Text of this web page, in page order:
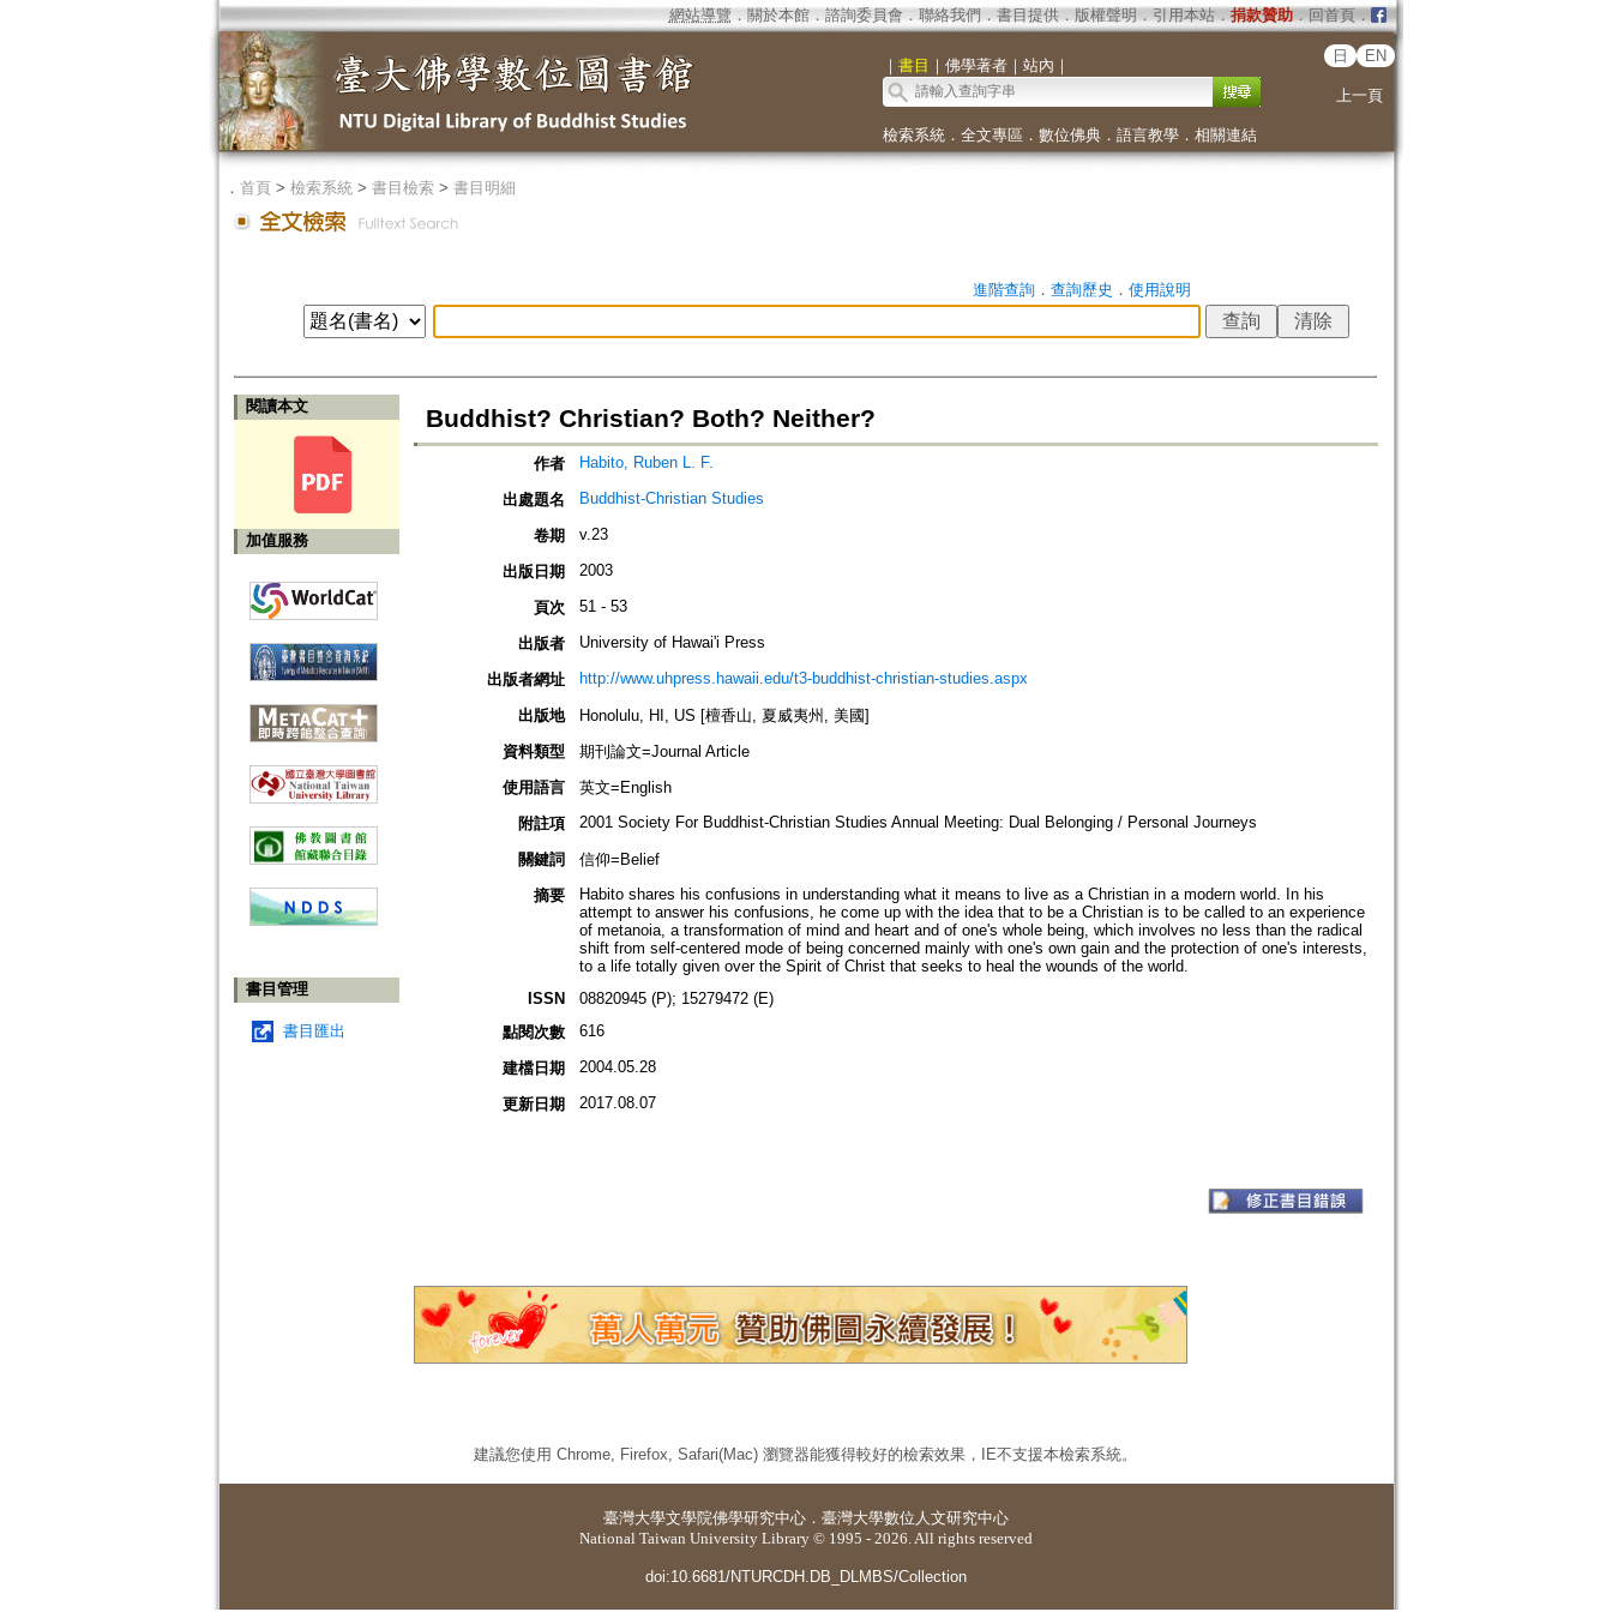
網站導覽 ． 關於本館． 諮詢委員會． 聯絡我們 ． 書目提供． 版權聲明 ． 引用本站． 捐款贊助．回首頁．
｜ 書目 ｜ 佛學著者｜ 站內 ｜
日 EN
上一頁
檢索系統． 全文專區 ． 數位佛典． 語言教學． 相關連結
． 首頁> 檢索系統> 書目檢索> 書目明細
進階查詢． 查詢歷史 ． 使用說明
閱讀本文
加值服務
書目管理
書目匯出
Buddhist? Christian? Both? Neither?
作者 Habito, Ruben L. F.
出處題名 Buddhist-Christian Studies
卷期 v.23
出版日期 2003
頁次 51 - 53
出版者 University of Hawai'i Press
出版者網址 http://www.uhpress.hawaii.edu/t3-buddhist-christian-studies.aspx
出版地
Honolulu, HI, US [檀香山, 夏威夷州, 美國]
資料類型
期刊論文=Journal Article
使用語言
英文=English
附註項
2001 Society For Buddhist-Christian Studies Annual Meeting: Dual Belonging / Personal Journeys
關鍵詞
信仰=Belief
摘要
Habito shares his confusions in understanding what it means to live as a Christian in a modern world. In his
attempt to answer his confusions, he come up with the idea that to be a Christian is to be called to an experience
of metanoia, a transformation of mind and heart and of one's whole being, which involves no less than the radical
shift from self-centered mode of being concerned mainly with one's own gain and the protection of one's interests,
to a life totally given over the Spirit of Christ that seeks to heal the wounds of the world.
ISSN
08820945 (P); 15279472 (E)
點閱次數
616
建檔日期 2004.05.28
更新日期 2017.08.07
建議您使用 Chrome, Firefox, Safari(Mac) 瀏覽器能獲得較好的檢索效果，IE不支援本檢索系統。
臺灣大學文學院佛學研究中心 ． 臺灣大學數位人文研究中心
National Taiwan University Library © 1995 - 2026. All rights reserved
doi:10.6681/NTURCDH.DB_DLMBS/Collection